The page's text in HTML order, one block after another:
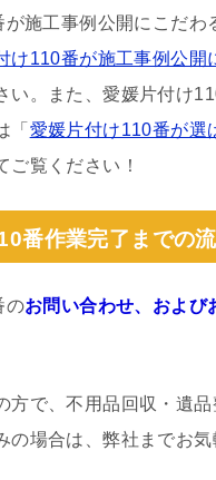
施工事例公開にこだわ
け110番が施工事例公開
い。また、愛媛片付け
「 愛媛片付け110番が選
ご覧ください！
番作業完了までの
のお問い合わせ、および
方で、不用品回収・遺品
の場合は、弊社までお